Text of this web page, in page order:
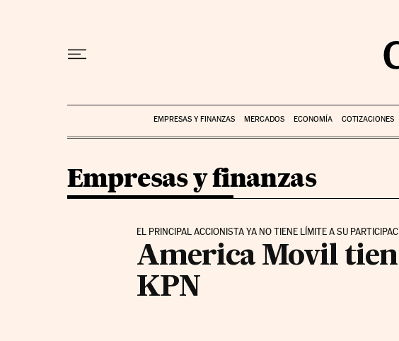
EMPRESAS Y FINANZAS MERCADOS ECONOMÍA COTIZACIONES
Empresas y finanzas
EL PRINCIPAL ACCIONISTA YA NO TIENE LÍMITE A SU
America Movil
KPN